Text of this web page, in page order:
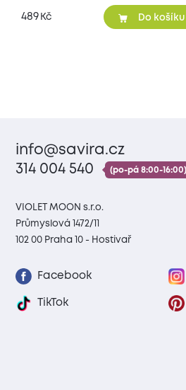
489 Kč Do košíku
info@savira.cz
314 004 540
(po-pá 8:00-16:00)
VIOLET MOON s.r.o.
Průmyslová 1472/11
102 00 Praha 10 - Hostivař
Facebook
TikTok